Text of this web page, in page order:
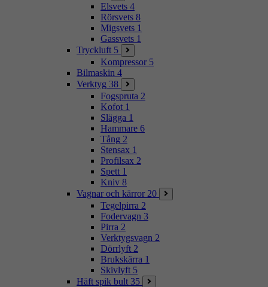
Elsvets 4
Rörsvets 8
Migsvets 1
Gassvets 1
Tryckluft 5
Kompressor 5
Bilmaskin 4
Verktyg 38
Fogspruta 2
Kofot 1
Slägga 1
Hammare 6
Tång 2
Stensax 1
Profilsax 2
Spett 1
Kniv 8
Vagnar och kärror 20
Tegelpirra 2
Fodervagn 3
Pirra 2
Verktygsvagn 2
Dörrlyft 2
Brukskärra 1
Skivlyft 5
Häft spik bult 35